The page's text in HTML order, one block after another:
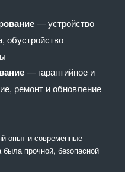
— устройство
обустройство
— гарантийное и
ремонт и обновление
опыт и современные
прочной, безопасной